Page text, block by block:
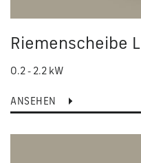
Riemenscheibe L
0.2 - 2.2 kW
ANSEHEN